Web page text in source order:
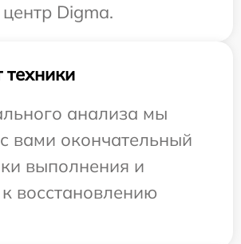
Digma.
техники
анализа мы
вами окончательный
выполнения и
восстановлению